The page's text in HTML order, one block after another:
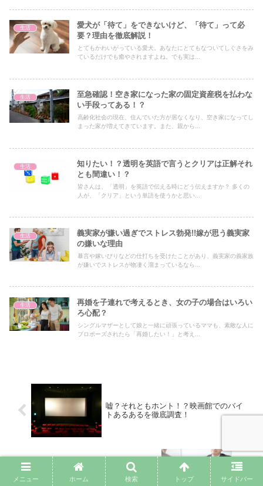
生活
愛犬が「待て」をできないけど、「待て」って必
要？理由を徹底解説！
とてもかわいがっている愛犬。あなたにとてもなついてしぐさをみ
ているだけでも癒やされますよね。でも実は...
生活
至急確認！空き家になった家の固定資産税を払わな
い手段ってある！？
高齢化社会の現在、住んでいた方が居なくなり、空き家になってし
まった家が増えてきています。また、親から...
生活
知りたい！？透明を英語で言うとクリアは正解それ
とも間違い！？
皆さんは、「透明」を英語で伝える時にどう伝えますか？ 多くの
人が、「クリア」という単語を使うかと思い...
生活
義実家が嫌い過ぎでストレス勃発!!嫁が思う義実家
の嫌いな理由
暴言や嫁いびりなどの仕打ちを受けたことがあり、義実家の義家族
が嫌いでストレスが物凄く溜まっているなら...
生活
再婚を子連れで考えるとき、女の子の場合はいろい
ろ心配？
シングルマザーとして娘と一緒に頑張っているママも、素敵な人に
プロポーズされたら「再婚したい！」と考え...
嘘？それともホント！？映画館でのバイ
トあるあるを徹底調査！
映画館でのバイト面接は厳しい！？合格
するための面接対策！
メニュー ホーム 検索 トップ サイドバー